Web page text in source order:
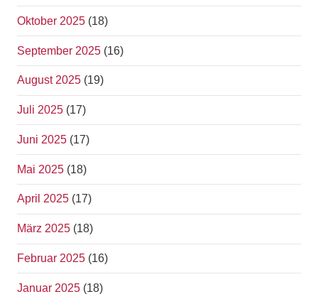
Oktober 2025 (18)
September 2025 (16)
August 2025 (19)
Juli 2025 (17)
Juni 2025 (17)
Mai 2025 (18)
April 2025 (17)
März 2025 (18)
Februar 2025 (16)
Januar 2025 (18)